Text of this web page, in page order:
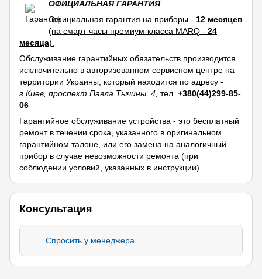
ОФИЦИАЛЬНАЯ ГАРАНТИЯ
Официальная гарантия на приборы - 12 месяцев
(на смарт-часы премиум-класса MARQ - 24
месяца).
Обслуживание гарантийных обязательств производится
исключительно в авторизованном сервисном центре на
территории Украины, который находится по адресу -
г.Киев, проспект Павла Тычины, 4, тел. +380(44)299-85-
06
Гарантийное обслуживание устройства - это бесплатный
ремонт в течении срока, указанного в оригинальном
гарантийном талоне, или его замена на аналогичный
прибор в случае невозможности ремонта (при
соблюдении условий, указанных в инструкции).
Консультация
Спросить у менеджера